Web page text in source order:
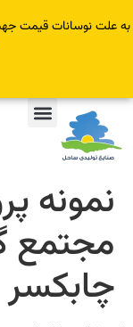
قیمت جهت
شماره